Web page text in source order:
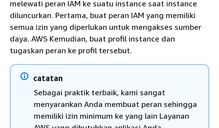
melewati peran IAM ke suatu instance saat instance
diluncurkan. Pertama, buat peran IAM yang memiliki
semua izin yang diperlukan untuk mengakses sumber
daya. AWS Kemudian, buat profil instance dan
tugaskan peran ke profil tersebut.
catatan
Sebagai praktik terbaik, kami sangat
menyarankan Anda membuat peran sehingga
memiliki izin minimum ke yang lain Layanan